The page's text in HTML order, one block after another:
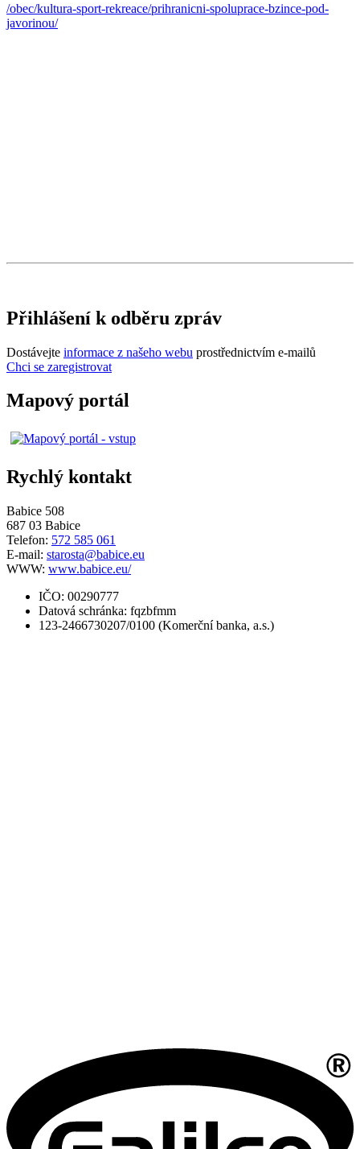
/obec/kultura-sport-rekreace/prihranicni-spoluprace-bzince-pod-
javorinou/
Přihlášení k odběru zpráv
Dostávejte informace z našeho webu prostřednictvím e-mailů
Chci se zaregistrovat
Mapový portál
Rychlý kontakt
Babice 508
687 03 Babice
Telefon: 572 585 061
E-mail: starosta@babice.eu
WWW: www.babice.eu/
IČO: 00290777
Datová schránka: fqzbfmm
123-2466730207/0100 (Komerční banka, a.s.)